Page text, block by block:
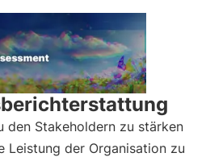
den Stakeholdern zu stärken
Leistung der Organisation zu